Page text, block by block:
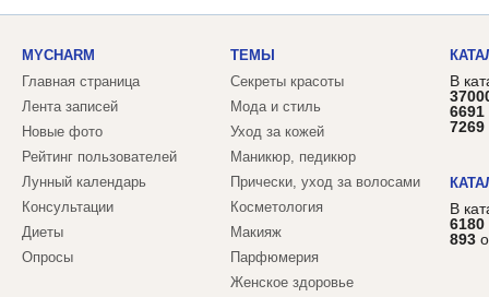
MYCHARM
Главная страница
Лента записей
Новые фото
Рейтинг пользователей
Лунный календарь
Консультации
Диеты
Опросы
ТЕМЫ
Секреты красоты
Мода и стиль
Уход за кожей
Маникюр, педикюр
Прически, уход за волосами
Косметология
Макияж
Парфюмерия
Женское здоровье
В
6691
7269
В
6180
893